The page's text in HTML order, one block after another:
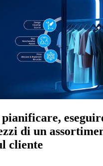
di un
cliente